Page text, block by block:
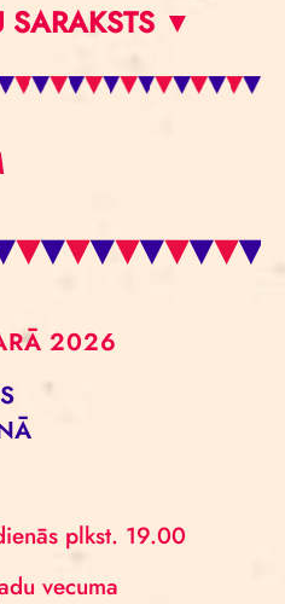
SARAKSTS ▼
2026
plkst. 19.00
vecuma